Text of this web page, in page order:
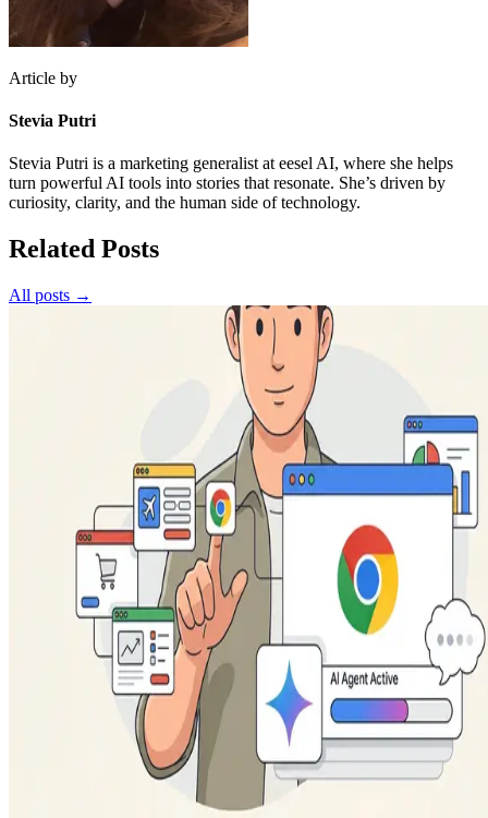
Article by
Stevia Putri
Stevia Putri is a marketing generalist at eesel AI, where she helps
turn powerful AI tools into stories that resonate. She’s driven by
curiosity, clarity, and the human side of technology.
Related Posts
All posts →